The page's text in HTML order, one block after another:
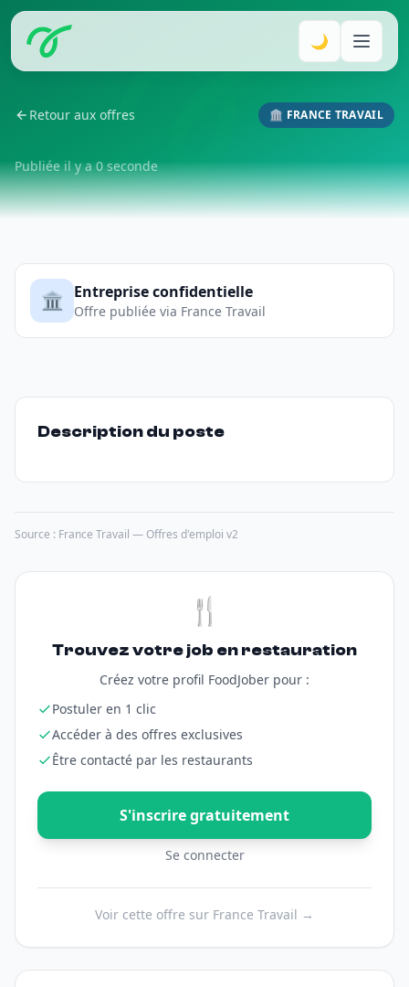
🌙
Retour aux offres 🏛️ FRANCE TRAVAIL
Publiée il y a 0 seconde
🏛️ Entreprise confidentielle
Offre publiée via France Travail
Description du poste
Source : France Travail — Offres d'emploi v2
🍴
Trouvez votre job en restauration
Créez votre profil FoodJober pour :
Postuler en 1 clic
Accéder à des offres exclusives
Être contacté par les restaurants
S'inscrire gratuitement
Se connecter
Voir cette offre sur France Travail →